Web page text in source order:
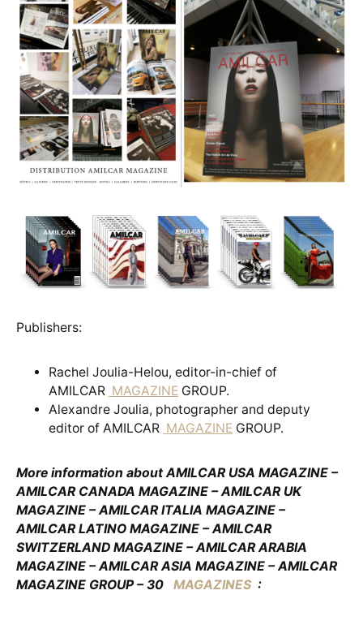
Publishers:
Rachel Joulia-Helou, editor-in-chief of
AMILCAR MAGAZINE GROUP.
Alexandre Joulia, photographer and deputy
editor of AMILCAR MAGAZINE GROUP.
More information about AMILCAR USA MAGAZINE –
AMILCAR CANADA MAGAZINE – AMILCAR UK
MAGAZINE – AMILCAR ITALIA MAGAZINE –
AMILCAR LATINO MAGAZINE – AMILCAR
SWITZERLAND MAGAZINE – AMILCAR ARABIA
MAGAZINE – AMILCAR ASIA MAGAZINE – AMILCAR
MAGAZINE GROUP – 30
MAGAZINES :